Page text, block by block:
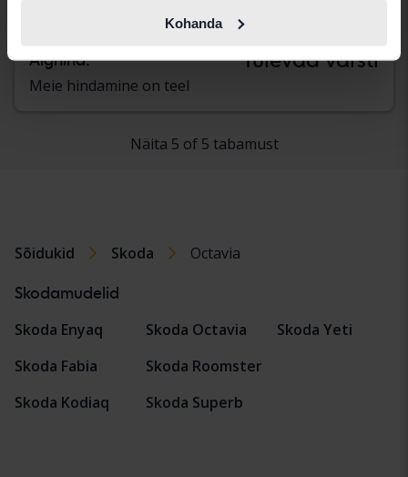
Kohanda
Alghind: Tulevad varsti
Meie hindamine on teel
Näita 5 of 5 tabamust
Sõidukid Skoda Octavia
Skodamudelid
Skoda Enyaq
Skoda Fabia
Skoda Kodiaq
Skoda Octavia
Skoda Roomster
Skoda Superb
Skoda Yeti